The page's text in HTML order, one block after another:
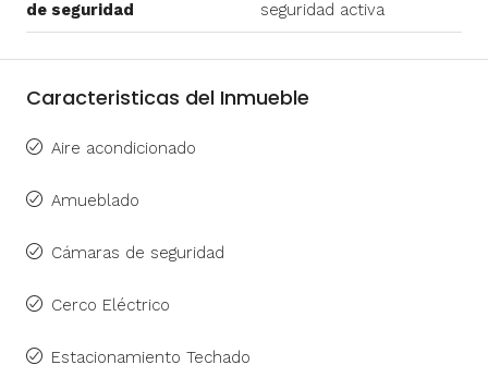
de seguridad
seguridad activa
Caracteristicas del Inmueble
Aire acondicionado
Amueblado
Cámaras de seguridad
Cerco Eléctrico
Estacionamiento Techado